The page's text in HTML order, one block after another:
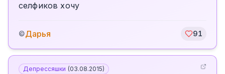
селфиков хочу
©Дарья 91
Депрессяшки (03.08.2015)